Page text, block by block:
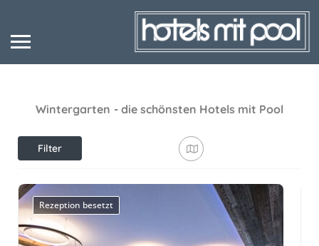
Wintergarten - die schönsten Hotels mit Pool
Filter
Rezeption besetzt